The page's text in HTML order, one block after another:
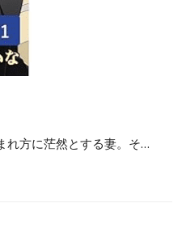
れ方に茫然とする妻。そ…